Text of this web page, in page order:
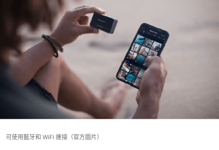
可使用藍牙和 WiFi 連接（官方圖片）